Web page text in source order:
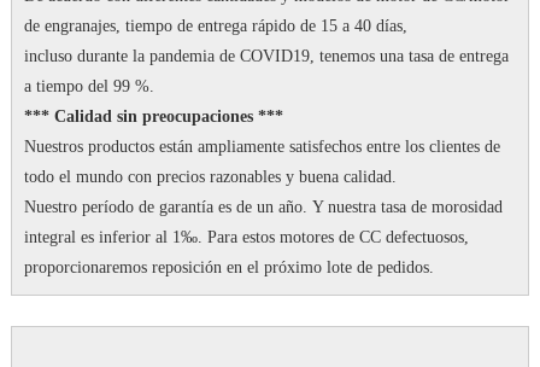
de engranajes, tiempo de entrega rápido de 15 a 40 días,
incluso durante la pandemia de COVID19, tenemos una tasa de entrega
a tiempo del 99 %.
*** Calidad sin preocupaciones ***
Nuestros productos están ampliamente satisfechos entre los clientes de
todo el mundo con precios razonables y buena calidad.
Nuestro período de garantía es de un año. Y nuestra tasa de morosidad
integral es inferior al 1‰. Para estos motores de CC defectuosos,
proporcionaremos reposición en el próximo lote de pedidos.